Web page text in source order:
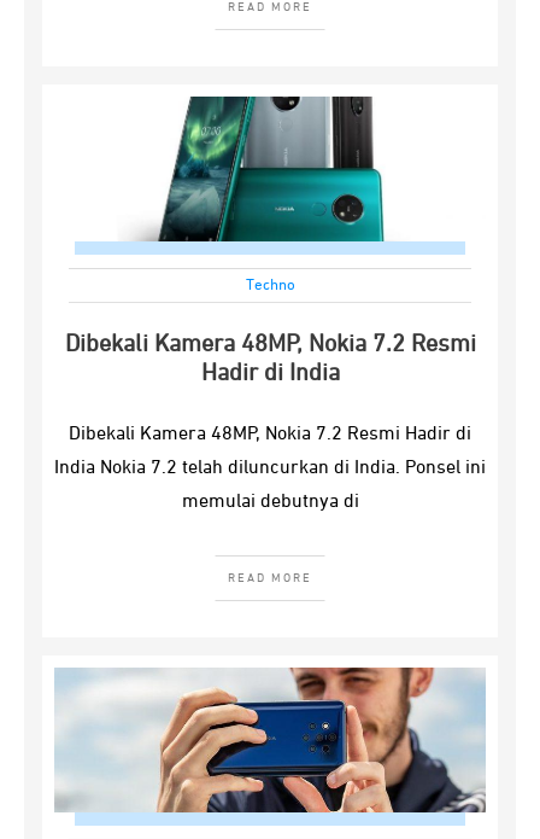
READ MORE
Techno
Dibekali Kamera 48MP, Nokia 7.2 Resmi
Hadir di India
Dibekali Kamera 48MP, Nokia 7.2 Resmi Hadir di
India Nokia 7.2 telah diluncurkan di India. Ponsel ini
memulai debutnya di
READ MORE